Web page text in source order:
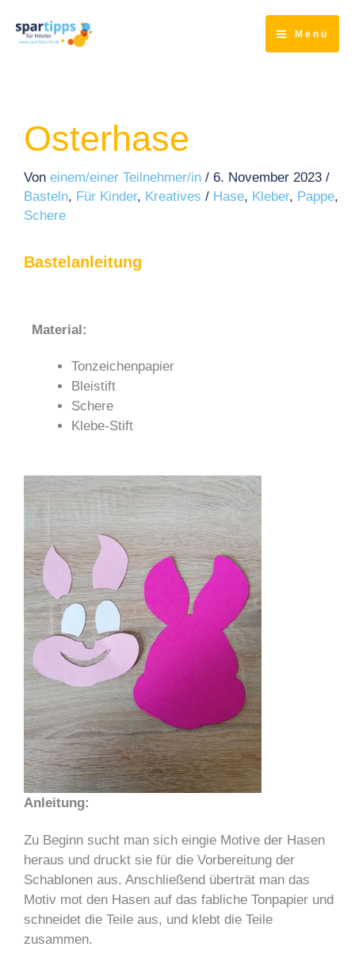
Inhalt
springen
Menü
Osterhase
Von einem/einer Teilnehmer/in / 6. November 2023 /
Basteln, Für Kinder, Kreatives / Hase, Kleber, Pappe,
Schere
Bastelanleitung
Material:
Tonzeichenpapier
Bleistift
Schere
Klebe-Stift
Anleitung:
Zu Beginn sucht man sich eingie Motive der Hasen
heraus und druckt sie für die Vorbereitung der
Schablonen aus. Anschließend überträt man das
Motiv mot den Hasen auf das fabliche Tonpapier und
schneidet die Teile aus, und klebt die Teile
zusammen.